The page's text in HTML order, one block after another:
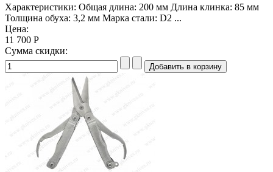
Характеристики: Общая длина: 200 мм Длина клинка: 85 мм
Толщина обуха: 3,2 мм Марка стали: D2 ...
Цена:
11 700 Р
Сумма скидки: